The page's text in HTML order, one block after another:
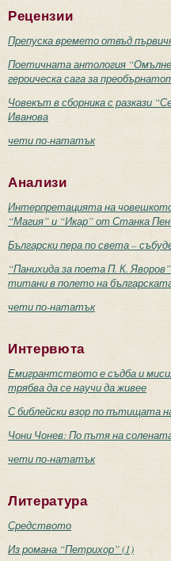
Рецензии
Препуска времето отвъд
Поетичната антология
героическа сага за
Човекът в сборника с разкази
Иванова
чети по-нататък
Анализи
Интерпретацията на
“Магия” и “Икар” от Станка
Български пера по света –
“Панихида за поета П. К.
титани в полето на
чети по-нататък
Интервюта
Емигрантството е съдба и
трябва да се научи да живее
С библейски взор по пътищата
Чони Чонев: По пътя на
чети по-нататък
Литература
Средството
Из романа “Петрихор” (1)